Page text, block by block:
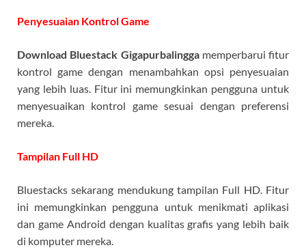
Penyesuaian Kontrol Game
Download Bluestack Gigapurbalingga memperbarui fitur
kontrol game dengan menambahkan opsi penyesuaian
yang lebih luas. Fitur ini memungkinkan pengguna untuk
menyesuaikan kontrol game sesuai dengan preferensi
mereka.
Tampilan Full HD
Bluestacks sekarang mendukung tampilan Full HD. Fitur
ini memungkinkan pengguna untuk menikmati aplikasi
dan game Android dengan kualitas grafis yang lebih baik
di komputer mereka.